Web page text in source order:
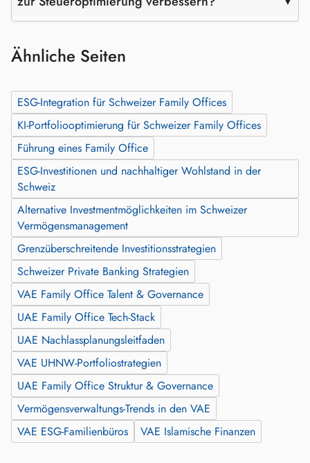
Ähnliche Seiten
ESG-Integration für Schweizer Family Offices
KI‑Portfoliooptimierung für Schweizer Family Offices
Führung eines Family Office
ESG-Investitionen und nachhaltiger Wohlstand in der
Schweiz
Alternative Investmentmöglichkeiten im Schweizer
Vermögensmanagement
Grenzüberschreitende Investitionsstrategien
Schweizer Private Banking Strategien
VAE Family Office Talent & Governance
UAE Family Office Tech-Stack
UAE Nachlassplanungsleitfaden
VAE UHNW-Portfoliostrategien
UAE Family Office Struktur & Governance
Vermögensverwaltungs-Trends in den VAE
VAE ESG-Familienbüros
VAE Islamische Finanzen